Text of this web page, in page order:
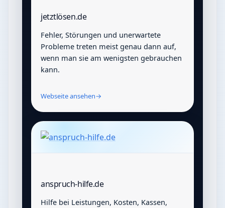
jetztlösen.de
Fehler, Störungen und unerwartete
Probleme treten meist genau dann auf,
wenn man sie am wenigsten gebrauchen
kann.
Webseite ansehen→
anspruch-hilfe.de
Hilfe bei Leistungen, Kosten, Kassen,